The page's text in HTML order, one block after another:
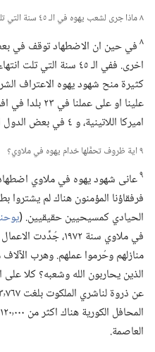
٨ ماذا جرى لشعب يهوه في الـ‍ ٤٥ سنة التي تلت انتهاء الحرب العالمية الثانية؟‏
٨في حين ان الاضطهاد توقف في
اخرى.‏ ففي الـ‍ ٤٥ سنة
كثيرة منح شهود يهوه الاعتراف
اميركا اللاتينية،‏ و ٤ في بعض الدول الجزر.‏
٩ اية ظروف تحمَّلها خدام يهوه في ملاوي؟‏
٩
فرفقاؤنا المؤمنون هناك لم
الحيادي كمسيحيين حقيقيين.‏ (‏يوحنا
في ملاوي سنة ١٩٧٢،‏
منازلهم وحُرموا عملهم.‏ وهرب الآلاف
الذين يحاربون الله وشعبه؟‏ كلا
العاصمة.‏